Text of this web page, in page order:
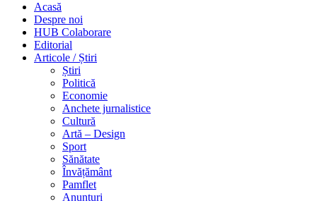
Acasă
Despre noi
HUB Colaborare
Editorial
Articole / Știri
Știri
Politică
Economie
Anchete jurnalistice
Cultură
Artă – Design
Sport
Sănătate
Învățământ
Pamflet
Anunțuri